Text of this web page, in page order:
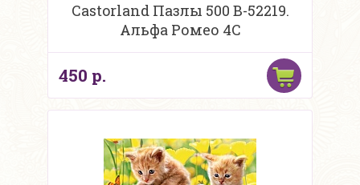
Castorland Пазлы 500 B-52219.
Альфа Ромео 4С
450 р.